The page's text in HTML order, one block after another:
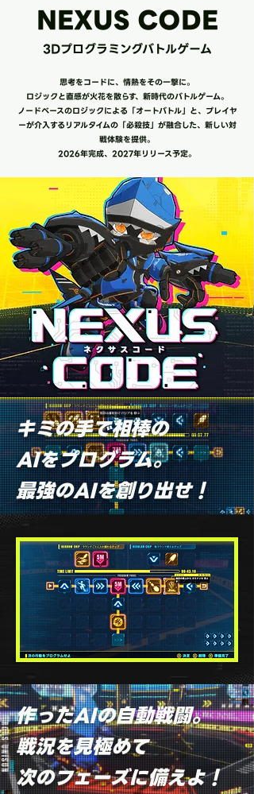
NEXUS CODE
​3Dプログラミングバトルゲーム
思考をコードに、情熱をその一撃に。
​ロジックと直感が火花を散らす、新時代のバトルゲーム。
​ノードベースのロジックによる「オートバトル」と、プレイヤ
ーが介入するリアルタイムの「必殺技」が融合した、新しい対
戦体験を提供。
​2026年完成、2027年リリース予定。
キミの手で相棒の
AIをプログラム。
最強のAIを創り出せ！
作ったAIの自動戦闘。
戦況を見極めて
​次のフェーズに備えよ！